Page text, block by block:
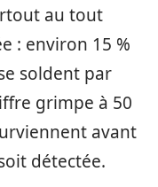
au tout
: environ 15 %
soldent par
grimpe à 50
avant
détectée.